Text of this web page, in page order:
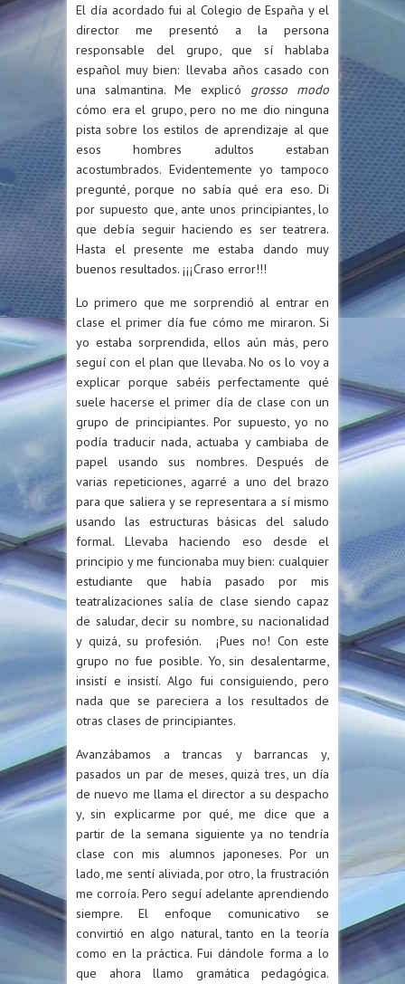
El día acordado fui al Colegio de España y el
director me presentó a la persona
responsable del grupo, que sí hablaba
español muy bien: llevaba años casado con
una salmantina. Me explicó grosso modo
cómo era el grupo, pero no me dio ninguna
pista sobre los estilos de aprendizaje al que
esos hombres adultos estaban
acostumbrados. Evidentemente yo tampoco
pregunté, porque no sabía qué era eso. Di
por supuesto que, ante unos principiantes, lo
que debía seguir haciendo es ser teatrera.
Hasta el presente me estaba dando muy
buenos resultados. ¡¡¡Craso error!!!
Lo primero que me sorprendió al entrar en
clase el primer día fue cómo me miraron. Si
yo estaba sorprendida, ellos aún más, pero
seguí con el plan que llevaba. No os lo voy a
explicar porque sabéis perfectamente qué
suele hacerse el primer día de clase con un
grupo de principiantes. Por supuesto, yo no
podía traducir nada, actuaba y cambiaba de
papel usando sus nombres. Después de
varias repeticiones, agarré a uno del brazo
para que saliera y se representara a sí mismo
usando las estructuras básicas del saludo
formal. Llevaba haciendo eso desde el
principio y me funcionaba muy bien: cualquier
estudiante que había pasado por mis
teatralizaciones salía de clase siendo capaz
de saludar, decir su nombre, su nacionalidad
y quizá, su profesión. ¡Pues no! Con este
grupo no fue posible. Yo, sin desalentarme,
insistí e insistí. Algo fui consiguiendo, pero
nada que se pareciera a los resultados de
otras clases de principiantes.
Avanzábamos a trancas y barrancas y,
pasados un par de meses, quizá tres, un día
de nuevo me llama el director a su despacho
y, sin explicarme por qué, me dice que a
partir de la semana siguiente ya no tendría
clase con mis alumnos japoneses. Por un
lado, me sentí aliviada, por otro, la frustración
me corroía. Pero seguí adelante aprendiendo
siempre. El enfoque comunicativo se
convirtió en algo natural, tanto en la teoría
como en la práctica. Fui dándole forma a lo
que ahora llamo gramática pedagógica.